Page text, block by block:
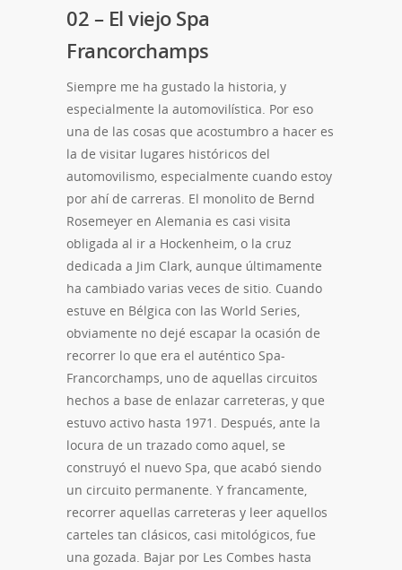
02 – El viejo Spa
Francorchamps
Siempre me ha gustado la historia, y
especialmente la automovilística. Por eso
una de las cosas que acostumbro a hacer es
la de visitar lugares históricos del
automovilismo, especialmente cuando estoy
por ahí de carreras. El monolito de Bernd
Rosemeyer en Alemania es casi visita
obligada al ir a Hockenheim, o la cruz
dedicada a Jim Clark, aunque últimamente
ha cambiado varias veces de sitio. Cuando
estuve en Bélgica con las World Series,
obviamente no dejé escapar la ocasión de
recorrer lo que era el auténtico Spa-
Francorchamps, uno de aquellas circuitos
hechos a base de enlazar carreteras, y que
estuvo activo hasta 1971. Después, ante la
locura de un trazado como aquel, se
construyó el nuevo Spa, que acabó siendo
un circuito permanente. Y francamente,
recorrer aquellas carreteras y leer aquellos
carteles tan clásicos, casi mitológicos, fue
una gozada. Bajar por Les Combes hasta